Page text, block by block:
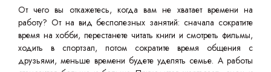
От чего вы откажетесь, когда вам не хватает времени на
работу? От на вид бесполезных занятий: сначала сократите
время на хобби, перестанете читать книги и смотреть фильмы,
ходить в спортзал, потом сократите время общения с
друзьями, меньше времени будете уделять семье. А работы